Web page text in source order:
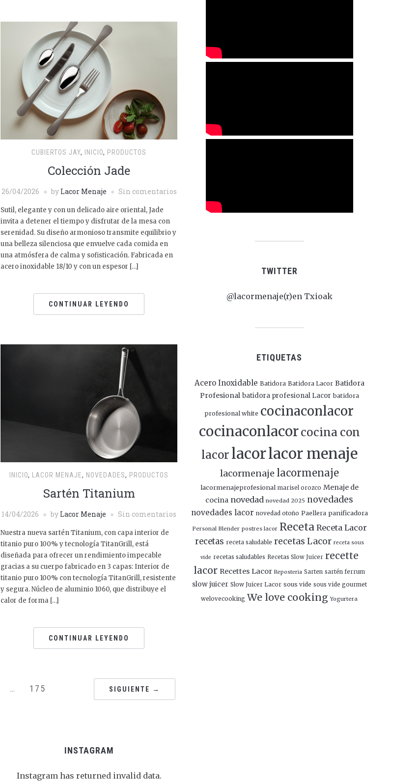
CUBIERTOS JAY, INICIO, PRODUCTOS
Colección Jade
26/04/2026 by Lacor Menaje Sin comentarios
Sutil, elegante y con un delicado aire oriental, Jade
invita a detener el tiempo y disfrutar de la mesa con
serenidad. Su diseño armonioso transmite equilibrio y
una belleza silenciosa que envuelve cada comida en
una atmósfera de calma y sofisticación. Fabricada en
acero inoxidable 18/10 y con un espesor […]
CONTINUAR LEYENDO
INICIO, LACOR MENAJE, NOVEDADES, PRODUCTOS
Sartén Titanium
14/04/2026 by Lacor Menaje Sin comentarios
Nuestra nueva sartén Titanium, con capa interior de
titanio puro 100% y tecnología TitanGrill, está
diseñada para ofrecer un rendimiento impecable
gracias a su cuerpo fabricado en 3 capas: Interior de
titanio puro 100% con tecnología TitanGrill, resistente
y segura. Núcleo de aluminio 1060, que distribuye el
calor de forma […]
CONTINUAR LEYENDO
… 175 SIGUIENTE →
TWITTER
@lacormenaje(r)en Txioak
ETIQUETAS
Acero Inoxidable Batidora Batidora Lacor Batidora
Profesional batidora profesional Lacor batidora
profesional white cocinaconlacor
cocinaconlacorcocina con
lacor lacorlacor menaje
lacormenaje lacormenaje
lacormenajeprofesional marisel orozco Menaje de
cocina novedad novedad 2025 novedades
novedades lacor novedad otoño Paellera panificadora
Personal Blender postres lacor Receta Receta Lacor
recetas receta saludable recetas Lacor receta sous
vide recetas saludables Recetas Slow Juicer recette
lacor Recettes Lacor Reposteria Sarten sartén ferrum
slow juicer Slow Juicer Lacor sous vide sous vide gourmet
welovecooking We love cooking Yogurtera
INSTAGRAM
Instagram has returned invalid data.